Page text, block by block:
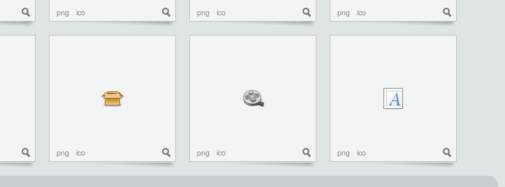
png ico png ico png ico
png ico png ico png ico